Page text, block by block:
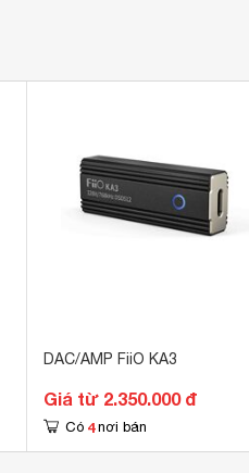
DAC/AMP FiiO KA3
Giá từ 2.350.000 đ
Có 4 nơi bán